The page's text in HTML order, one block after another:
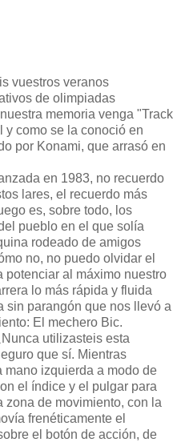
vuestros veranos
de olimpiadas
memoria venga "Track
y como se la conoció en
por Konami, que arrasó en
en 1983, no recuerdo
lares, el recuerdo más
es, sobre todo, los
pueblo en el que solía
rodeado de amigos
no, no puedo olvidar el
potenciar al máximo nuestro
lo más rápida y fluida
sin parangón que nos llevó a
El mechero Bic.
utilizasteis esta
que sí. Mientras
mano izquierda a modo de
el índice y el pulgar para
zona de movimiento, con la
frenéticamente el
el botón de acción, de